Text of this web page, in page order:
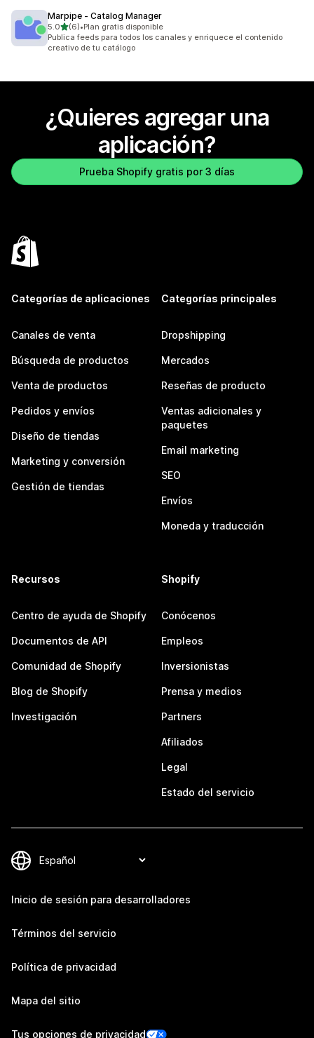
Marpipe ‑ Catalog Manager
5.0de 5 estrellas
(6)
6 reseñas en total
•Plan gratis disponible
Publica feeds para todos los canales y enriquece el contenido
creativo de tu catálogo
¿Quieres agregar una
aplicación?
Prueba Shopify gratis por 3 días
Categorías de aplicaciones
Canales de venta
Búsqueda de productos
Venta de productos
Pedidos y envíos
Diseño de tiendas
Marketing y conversión
Gestión de tiendas
Categorías principales
Dropshipping
Mercados
Reseñas de producto
Ventas adicionales y
paquetes
Email marketing
SEO
Envíos
Moneda y traducción
Recursos
Centro de ayuda de Shopify
Documentos de API
Comunidad de Shopify
Blog de Shopify
Investigación
Shopify
Conócenos
Empleos
Inversionistas
Prensa y medios
Partners
Afiliados
Legal
Estado del servicio
Inicio de sesión para desarrolladores
Términos del servicio
Política de privacidad
Mapa del sitio
Tus opciones de privacidad